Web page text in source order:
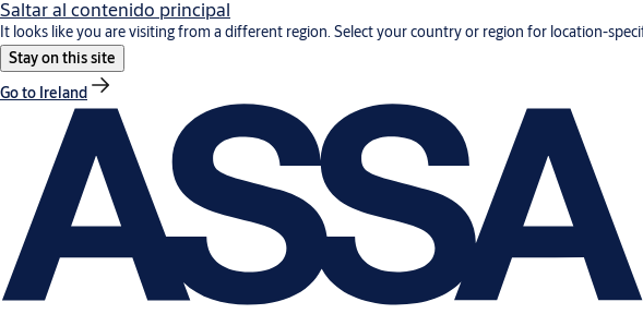
Saltar al contenido principal
It looks like you are visiting from a different region. Select your country or region for location-
Stay on this site
Go to Ireland